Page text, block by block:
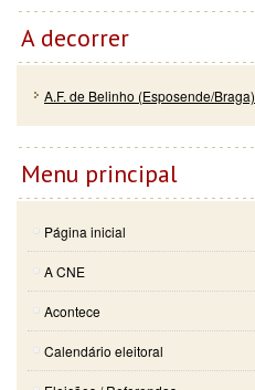
A decorrer
A.F. de Belinho (Esposende/Braga)
Menu principal
Página inicial
A CNE
Acontece
Calendário eleitoral